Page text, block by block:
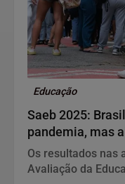
Educação
Saeb 2025:
pandemia, mas
Os resultados nas
Avaliação da